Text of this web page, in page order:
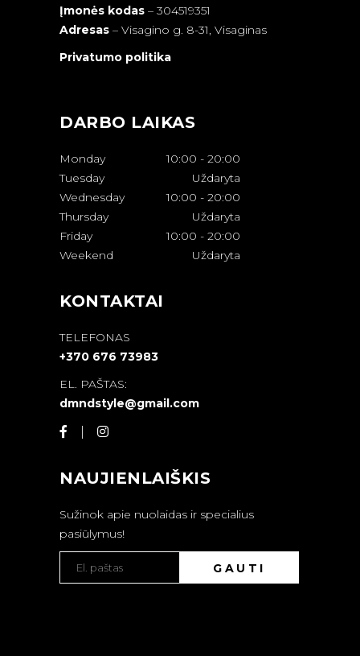
Įmonės kodas – 304519351
Adresas – Visagino g. 8-31, Visaginas
Privatumo politika
DARBO LAIKAS
Monday 10:00 - 20:00
Tuesday
Uždaryta
Wednesday
10:00 - 20:00
Thursday
Uždaryta
Friday
10:00 - 20:00
Weekend
Uždaryta
KONTAKTAI
TELEFONAS
+370 676 73983
EL. PAŠTAS:
dmndstyle@gmail.com
NAUJIENLAIŠKIS
Sužinok apie nuolaidas ir specialius
pasiūlymus!